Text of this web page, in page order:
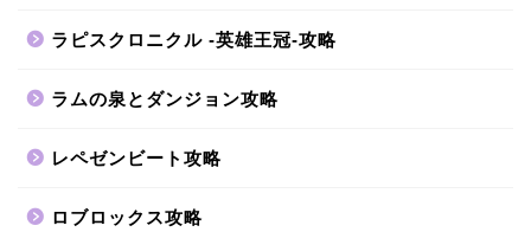
ラピスクロニクル -英雄王冠-攻略
ラムの泉とダンジョン攻略
レペゼンビート攻略
ロブロックス攻略